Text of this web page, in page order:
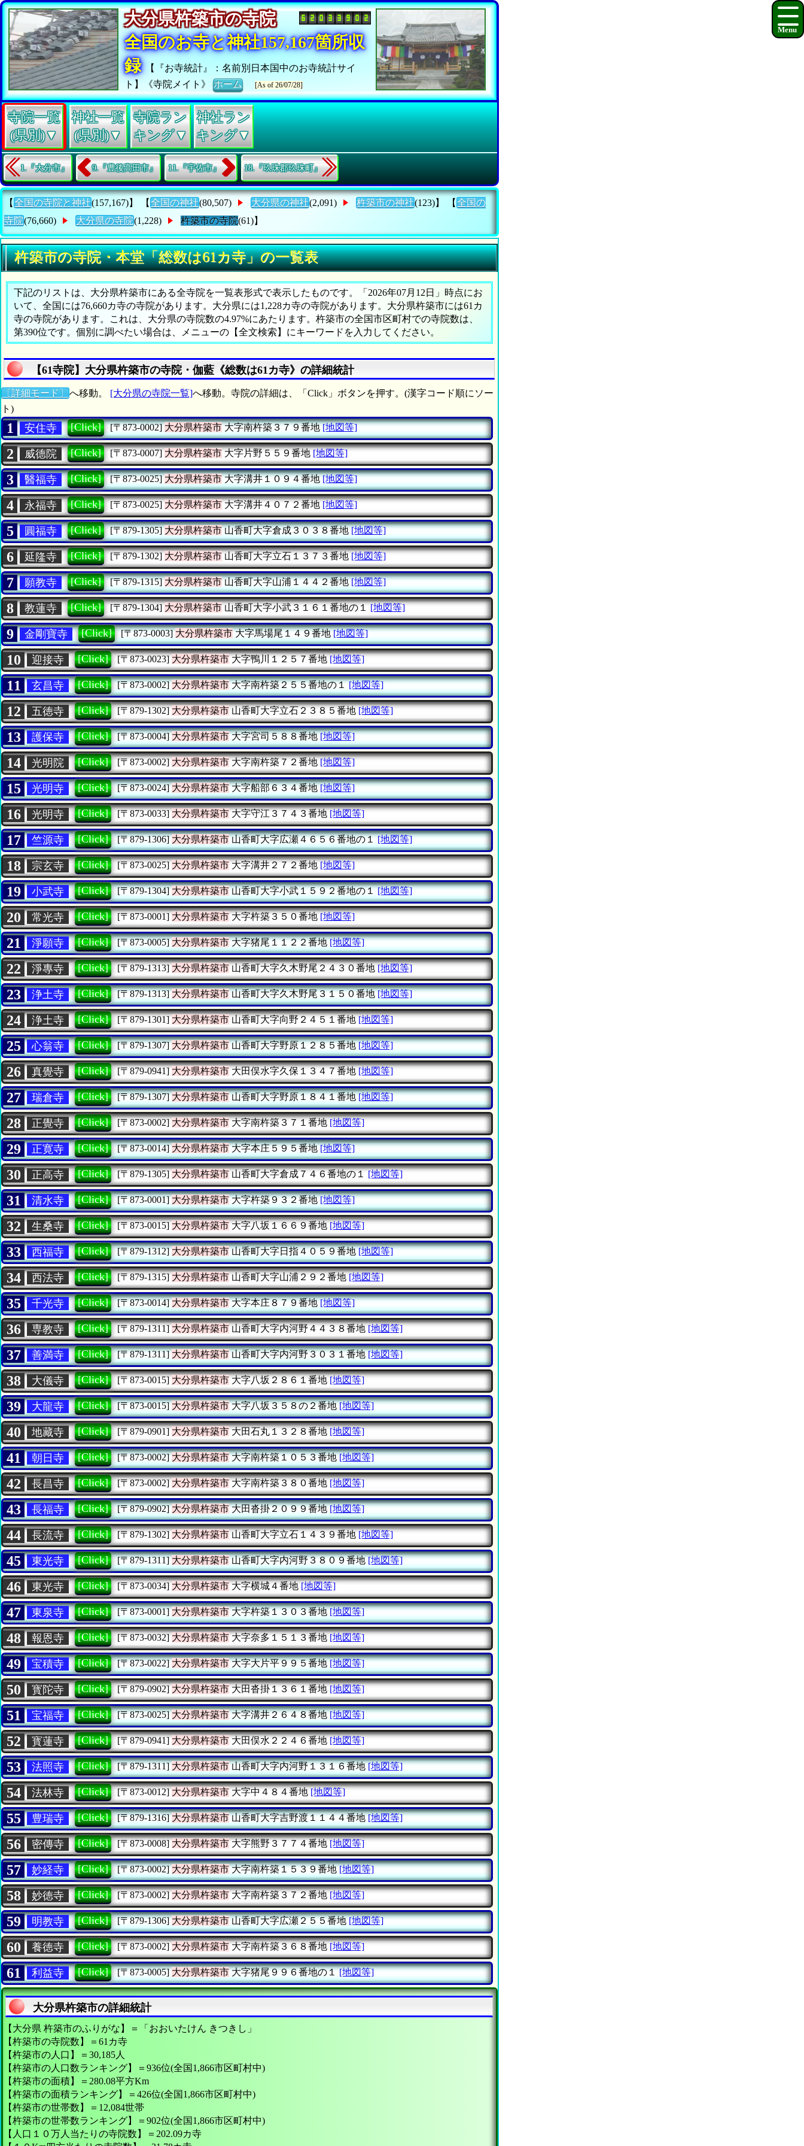
大分県杵築市の寺院
全国のお寺と神社157,167箇所収
録
【『お寺統計』：名前別日本国中のお寺統計サイ
ト】《寺院メイト》ホーム [As of 26/07/28]
寺院一覧
(県別)▼
神社一覧
(県別)▼
寺院ラン
キング▼
神社ラン
キング▼
1.『大分市』 9.『豊後高田市』 11.『宇佐市』 18.『玖珠郡玖珠町』
【 全国の寺院と神社(157,167)】 【 全国の神社(80,507) 大分県の神社(2,091) 杵築市の神社(123)】 【 全国の
寺院(76,660) 大分県の寺院(1,228) 杵築市の寺院(61)】
杵築市の寺院・本堂「総数は61カ寺」の一覧表
下記のリストは、大分県杵築市にある全寺院を一覧表形式で表示したものです。「2026年07月12日」時点にお
いて、全国には76,660カ寺の寺院があります。大分県には1,228カ寺の寺院があります。大分県杵築市には61カ
寺の寺院があります。これは、大分県の寺院数の4.97%にあたります。杵築市の全国市区町村での寺院数は、
第390位です。個別に調べたい場合は、メニューの【全文検索】にキーワードを入力してください。
【61寺院】大分県杵築市の寺院・伽藍《総数は61カ寺》の詳細統計
〔詳細モード〕 へ移動。 [大分県の寺院一覧]へ移動。寺院の詳細は、「Click」ボタンを押す。(漢字コード順にソー
ト)
1 安住寺 [Click] [〒873-0002] 大分県杵築市大字南杵築３７９番地 [地図等]
2 威德院 [Click] [〒873-0007] 大分県杵築市大字片野５５９番地 [地図等]
3 醫福寺 [Click] [〒873-0025] 大分県杵築市大字溝井１０９４番地 [地図等]
4 永福寺 [Click] [〒873-0025] 大分県杵築市大字溝井４０７２番地 [地図等]
5 圓福寺 [Click] [〒879-1305] 大分県杵築市山香町大字倉成３０３８番地 [地図等]
6 延隆寺 [Click] [〒879-1302] 大分県杵築市山香町大字立石１３７３番地 [地図等]
7 願教寺 [Click] [〒879-1315] 大分県杵築市山香町大字山浦１４４２番地 [地図等]
8 教蓮寺 [Click] [〒879-1304] 大分県杵築市山香町大字小武３１６１番地の１ [地図等]
9 金剛寶寺 [Click] [〒873-0003] 大分県杵築市大字馬場尾１４９番地 [地図等]
10 迎接寺 [Click] [〒873-0023] 大分県杵築市大字鴨川１２５７番地 [地図等]
11 玄昌寺 [Click] [〒873-0002] 大分県杵築市大字南杵築２５５番地の１ [地図等]
12 五徳寺 [Click] [〒879-1302] 大分県杵築市山香町大字立石２３８５番地 [地図等]
13 護保寺 [Click] [〒873-0004] 大分県杵築市大字宮司５８８番地 [地図等]
14 光明院 [Click] [〒873-0002] 大分県杵築市大字南杵築７２番地 [地図等]
15 光明寺 [Click] [〒873-0024] 大分県杵築市大字船部６３４番地 [地図等]
16 光明寺 [Click] [〒873-0033] 大分県杵築市大字守江３７４３番地 [地図等]
17 竺源寺 [Click] [〒879-1306] 大分県杵築市山香町大字広瀬４６５６番地の１ [地図等]
18 宗玄寺 [Click] [〒873-0025] 大分県杵築市大字溝井２７２番地 [地図等]
19 小武寺 [Click] [〒879-1304] 大分県杵築市山香町大字小武１５９２番地の１ [地図等]
20 常光寺 [Click] [〒873-0001] 大分県杵築市大字杵築３５０番地 [地図等]
21 淨願寺 [Click] [〒873-0005] 大分県杵築市大字猪尾１１２２番地 [地図等]
22 淨專寺 [Click] [〒879-1313] 大分県杵築市山香町大字久木野尾２４３０番地 [地図等]
23 浄土寺 [Click] [〒879-1313] 大分県杵築市山香町大字久木野尾３１５０番地 [地図等]
24 浄土寺 [Click] [〒879-1301] 大分県杵築市山香町大字向野２４５１番地 [地図等]
25 心翁寺 [Click] [〒879-1307] 大分県杵築市山香町大字野原１２８５番地 [地図等]
26 真覺寺 [Click] [〒879-0941] 大分県杵築市大田俣水字久保１３４７番地 [地図等]
27 瑞倉寺 [Click] [〒879-1307] 大分県杵築市山香町大字野原１８４１番地 [地図等]
28 正覺寺 [Click] [〒873-0002] 大分県杵築市大字南杵築３７１番地 [地図等]
29 正寛寺 [Click] [〒873-0014] 大分県杵築市大字本庄５９５番地 [地図等]
30 正高寺 [Click] [〒879-1305] 大分県杵築市山香町大字倉成７４６番地の１ [地図等]
31 清水寺 [Click] [〒873-0001] 大分県杵築市大字杵築９３２番地 [地図等]
32 生桑寺 [Click] [〒873-0015] 大分県杵築市大字八坂１６６９番地 [地図等]
33 西福寺 [Click] [〒879-1312] 大分県杵築市山香町大字日指４０５９番地 [地図等]
34 西法寺 [Click] [〒879-1315] 大分県杵築市山香町大字山浦２９２番地 [地図等]
35 千光寺 [Click] [〒873-0014] 大分県杵築市大字本庄８７９番地 [地図等]
36 専教寺 [Click] [〒879-1311] 大分県杵築市山香町大字内河野４４３８番地 [地図等]
37 善満寺 [Click] [〒879-1311] 大分県杵築市山香町大字内河野３０３１番地 [地図等]
38 大儀寺 [Click] [〒873-0015] 大分県杵築市大字八坂２８６１番地 [地図等]
39 大龍寺 [Click] [〒873-0015] 大分県杵築市大字八坂３５８の２番地 [地図等]
40 地藏寺 [Click] [〒879-0901] 大分県杵築市大田石丸１３２８番地 [地図等]
41 朝日寺 [Click] [〒873-0002] 大分県杵築市大字南杵築１０５３番地 [地図等]
42 長昌寺 [Click] [〒873-0002] 大分県杵築市大字南杵築３８０番地 [地図等]
43 長福寺 [Click] [〒879-0902] 大分県杵築市大田沓掛２０９９番地 [地図等]
44 長流寺 [Click] [〒879-1302] 大分県杵築市山香町大字立石１４３９番地 [地図等]
45 東光寺 [Click] [〒879-1311] 大分県杵築市山香町大字内河野３８０９番地 [地図等]
46 東光寺 [Click] [〒873-0034] 大分県杵築市大字横城４番地 [地図等]
47 東泉寺 [Click] [〒873-0001] 大分県杵築市大字杵築１３０３番地 [地図等]
48 報恩寺 [Click] [〒873-0032] 大分県杵築市大字奈多１５１３番地 [地図等]
49 宝積寺 [Click] [〒873-0022] 大分県杵築市大字大片平９９５番地 [地図等]
50 寳陀寺 [Click] [〒879-0902] 大分県杵築市大田沓掛１３６１番地 [地図等]
51 宝福寺 [Click] [〒873-0025] 大分県杵築市大字溝井２６４８番地 [地図等]
52 寳蓮寺 [Click] [〒879-0941] 大分県杵築市大田俣水２２４６番地 [地図等]
53 法照寺 [Click] [〒879-1311] 大分県杵築市山香町大字内河野１３１６番地 [地図等]
54 法林寺 [Click] [〒873-0012] 大分県杵築市大字中４８４番地 [地図等]
55 豊瑞寺 [Click] [〒879-1316] 大分県杵築市山香町大字吉野渡１１４４番地 [地図等]
56 密傳寺 [Click] [〒873-0008] 大分県杵築市大字熊野３７７４番地 [地図等]
57 妙経寺 [Click] [〒873-0002] 大分県杵築市大字南杵築１５３９番地 [地図等]
58 妙徳寺 [Click] [〒873-0002] 大分県杵築市大字南杵築３７２番地 [地図等]
59 明教寺 [Click] [〒879-1306] 大分県杵築市山香町大字広瀬２５５番地 [地図等]
60 養徳寺 [Click] [〒873-0002] 大分県杵築市大字南杵築３６８番地 [地図等]
61 利益寺 [Click] [〒873-0005] 大分県杵築市大字猪尾９９６番地の１ [地図等]
大分県杵築市の詳細統計
【大分県 杵築市のふりがな】＝「おおいたけん きつきし」
【杵築市の寺院数】＝61カ寺
【杵築市の人口】＝30,185人
【杵築市の人口数ランキング】＝936位(全国1,866市区町村中)
【杵築市の面積】＝280.08平方Km
【杵築市の面積ランキング】＝426位(全国1,866市区町村中)
【杵築市の世帯数】＝12,084世帯
【杵築市の世帯数ランキング】＝902位(全国1,866市区町村中)
【人口１０万人当たりの寺院数】＝202.09カ寺